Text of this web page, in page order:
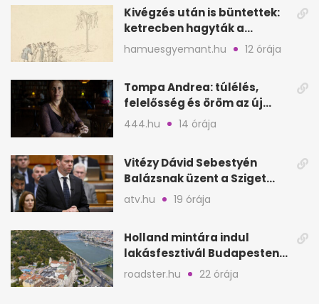
Kivégzés után is büntettek:
ketrecben hagyták a
holttesteket
hamuesgyemant.hu 12 órája
Tompa Andrea: túlélés,
felelősség és öröm az új
regény tükrében
444.hu 14 órája
Vitézy Dávid Sebestyén
Balázsnak üzent a Sziget
után: Dj Oti megmozgatta a
atv.hu 19 órája
Holland mintára indul
lakásfesztivál Budapesten:
koncertek egy napig
roadster.hu 22 órája